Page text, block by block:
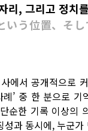
리, 그리고 정치
う位置、そし
에서 공개적으로
례’ 중 한 분으로
단순한 기록 이상의
성과 동시에, 누군